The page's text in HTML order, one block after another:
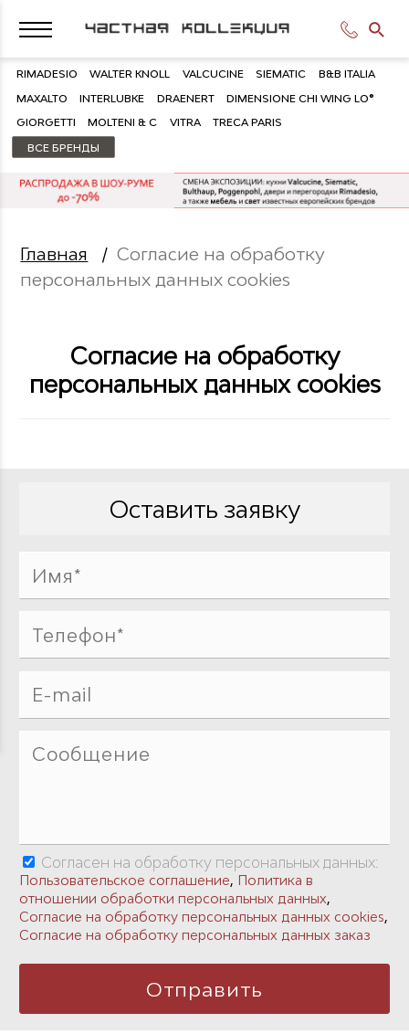
RIMADESIO WALTER KNOLL VALCUCINE SIEMATIC B&B ITALIA
MAXALTO INTERLUBKE DRAENERT DIMENSIONE CHI WING LO®
GIORGETTI MOLTENI & C VITRA TRECA PARIS
ВСЕ БРЕНДЫ
Главная /Согласие на обработку
персональных данных cookies
Согласие на обработку
персональных данных cookies
Оставить заявку
Согласен на обработку персональных данных:
Пользовательское соглашение, Политика в
отношении обработки персональных данных,
Согласие на обработку персональных данных cookies,
Согласие на обработку персональных данных заказ